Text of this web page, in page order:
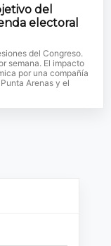
del
electoral
del Congreso.
semana. El impacto
por una compañía
Arenas y el